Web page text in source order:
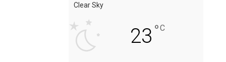
Clear Sky
23 °C